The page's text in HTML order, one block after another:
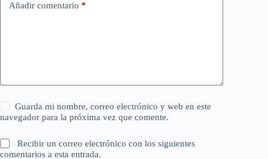
Añadir comentario *
Guarda mi nombre, correo electrónico y web en este
navegador para la próxima vez que comente.
Recibir un correo electrónico con los siguientes
comentarios a esta entrada.